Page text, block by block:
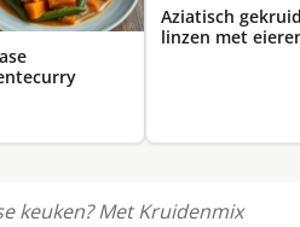
Aziatisch
linzen met
keuken? Met Kruidenmix